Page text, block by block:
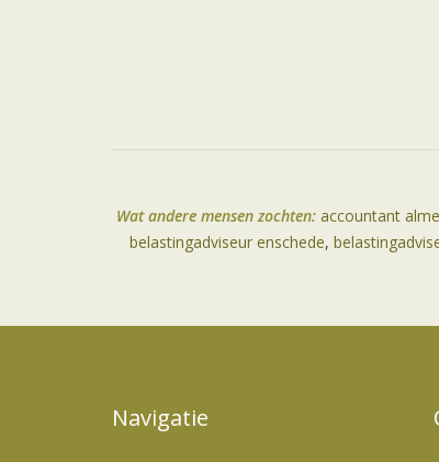
Wat andere mensen zochten: accountant
belastingadviseur enschede,
Navigatie